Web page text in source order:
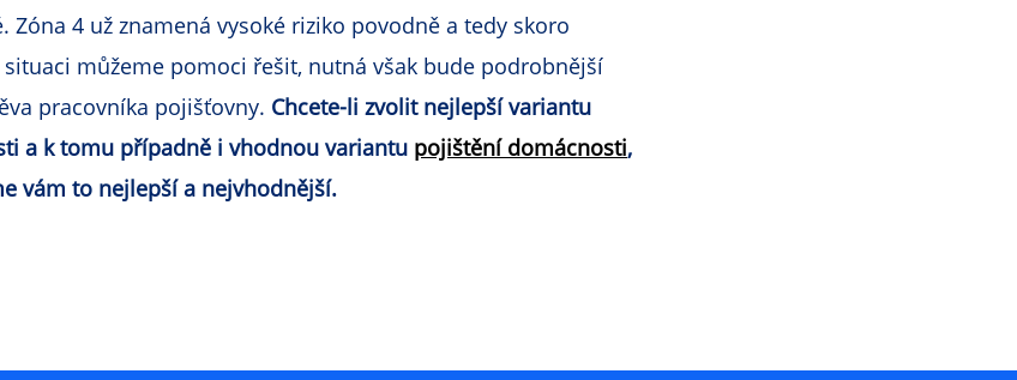
Zóna 4 už znamená vysoké riziko povodně a tedy skoro
můžeme pomoci řešit, nutná však bude podrobnější
pracovníka pojišťovny. Chcete-li zvolit nejlepší variantu
a k tomu případně i vhodnou variantu pojištění domácnosti,
vám to nejlepší a nejvhodnější.